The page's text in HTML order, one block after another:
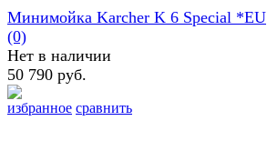
избранное сравнить
Минимойка Karcher K 6 Special *EU
(0)
Нет в наличии
50 790 руб.